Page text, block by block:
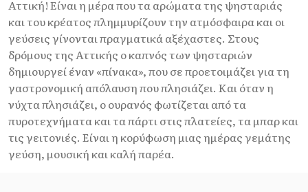
Αττική! Είναι η μέρα που τα αρώματα της ψησταριάς
και του κρέατος πλημμυρίζουν την ατμόσφαιρα και οι
γεύσεις γίνονται πραγματικά αξέχαστες. Στους
δρόμους της Αττικής ο καπνός των ψησταριών
δημιουργεί έναν «πίνακα», που σε προετοιμάζει για τη
γαστρονομική απόλαυση που πλησιάζει. Και όταν η
νύχτα πλησιάζει, ο ουρανός φωτίζεται από τα
πυροτεχνήματα και τα πάρτι στις πλατείες, τα μπαρ και
τις γειτονιές. Είναι η κορύφωση μιας ημέρας γεμάτης
γεύση, μουσική και καλή παρέα.